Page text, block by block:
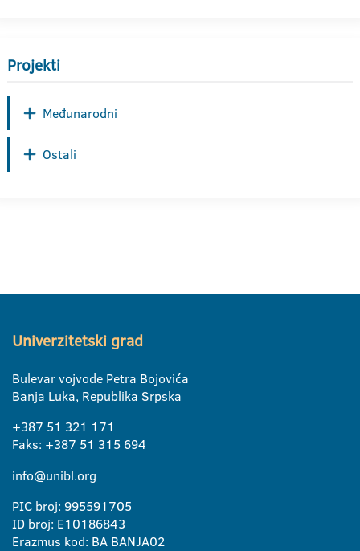
Projekti
Međunarodni
Ostali
Univerzitetski grad
Bulevar vojvode Petra Bojovića
Banja Luka, Republika Srpska
+387 51 321 171
Faks: +387 51 315 694
info@unibl.org
PIC broj: 995591705
ID broj: E10186843
Erazmus kod: BA BANJA02